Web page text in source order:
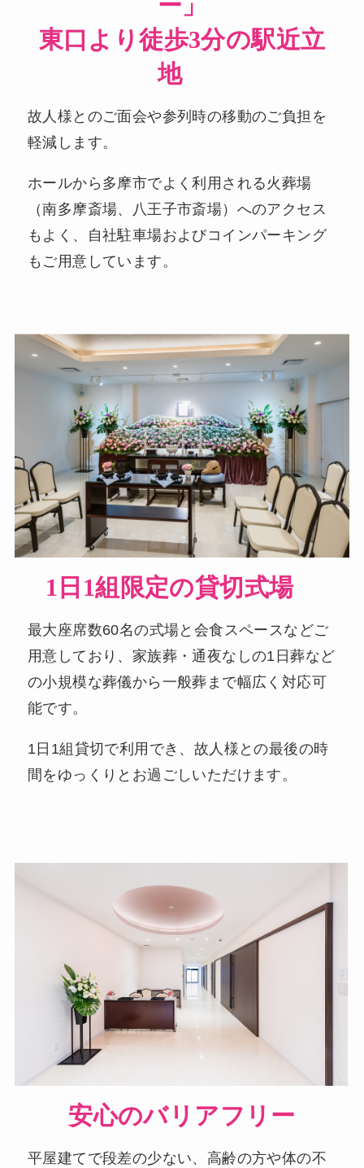
ー」
東口より徒歩3分の駅近立
地
故人様とのご面会や参列時の移動のご負担を
軽減します。
ホールから多摩市でよく利用される火葬場
（南多摩斎場、八王子市斎場）へのアクセス
もよく、自社駐車場およびコインパーキング
もご用意しています。
1日1組限定の貸切式場
最大座席数60名の式場と会食スペースなどご
用意しており、家族葬・通夜なしの1日葬など
の小規模な葬儀から一般葬まで幅広く対応可
能です。
1日1組貸切で利用でき、故人様との最後の時
間をゆっくりとお過ごしいただけます。
安心のバリアフリー
平屋建てで段差の少ない、高齢の方や体の不